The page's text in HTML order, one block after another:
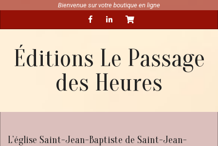
content
Bienvenue sur votre boutique en ligne
Navigation
Éditions Le Passage
des Heures
L’église Saint-Jean-Baptiste de Saint-Jean-